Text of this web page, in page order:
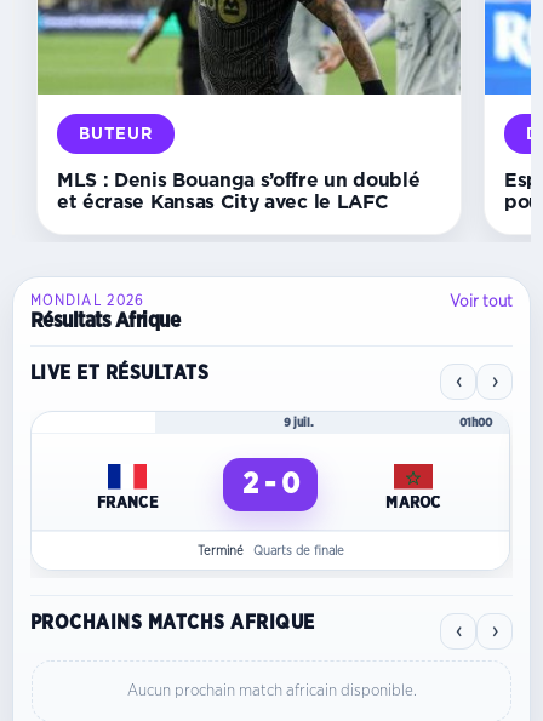
son
compteur
la
victoire
face
Lugo
BUTEUR
MLS : Denis Bouanga s’offre un doublé
et écrase Kansas City avec le LAFC
MONDIAL 2026
Résultats Afrique
Voir tout
LIVE ET RÉSULTATS ‹ ›
9 juil. 01h00
FRANCE
2 - 0
MAROC
Terminé Quarts de finale
PROCHAINS MATCHS AFRIQUE ‹ ›
Aucun prochain match africain disponible.